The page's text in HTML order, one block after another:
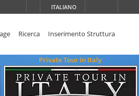
ITALIANO
Ricerca Inserimento Struttura
Private Tour in Italy